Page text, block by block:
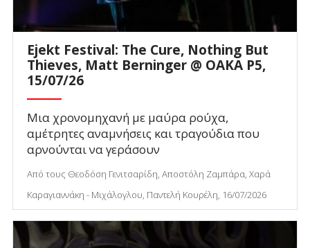
Ejekt Festival: The Cure, Nothing But
Thieves, Matt Berninger @ ΟΑΚΑ P5,
15/07/26
Μια χρονομηχανή με μαύρα ρούχα,
αμέτρητες αναμνήσεις και τραγούδια που
αρνούνται να γεράσουν
Από τους Θεοδόση Γενιτσαρίδη, Αποστόλη Ζαμπάρα, Χαρά
Καραγιαννάκη - Μιχάλογλου, Παντελή Κουρέλη, 16/07/2026